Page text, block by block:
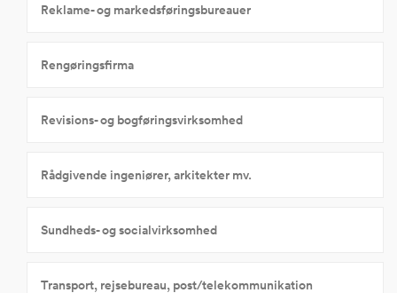
Reklame- og markedsføringsbureauer
Rengøringsfirma
Revisions- og bogføringsvirksomhed
Rådgivende ingeniører, arkitekter mv.
Sundheds- og socialvirksomhed
Transport, rejsebureau, post/telekommunikation